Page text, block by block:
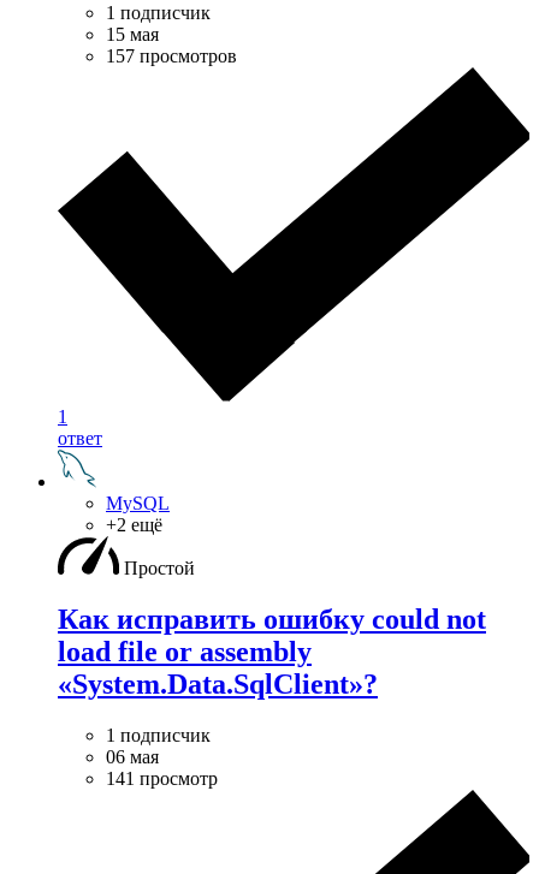
1 подписчик
15 мая
157 просмотров
1
ответ
MySQL
+2 ещё
Простой
Как исправить ошибку could not
load file or assembly
«System.Data.SqlClient»?
1 подписчик
06 мая
141 просмотр